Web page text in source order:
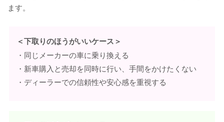
ます。
＜下取りのほうがいいケース＞
・同じメーカーの車に乗り換える
・新車購入と売却を同時に行い、手間をかけたくない
・ディーラーでの信頼性や安心感を重視する